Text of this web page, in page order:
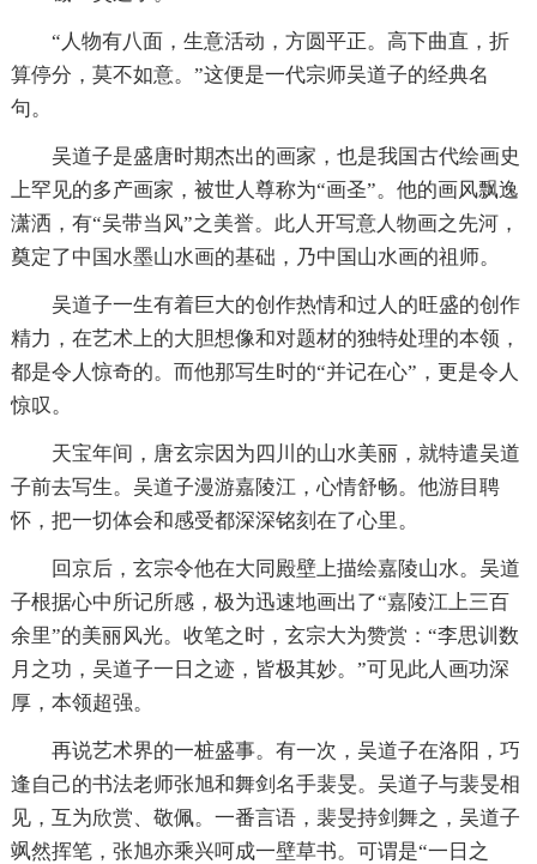
“人物有八面，生意活动，方圆平正。高下曲直，折
算停分，莫不如意。”这便是一代宗师吴道子的经典名
句。
吴道子是盛唐时期杰出的画家，也是我国古代绘画史
上罕见的多产画家，被世人尊称为“画圣”。他的画风飘逸
潇洒，有“吴带当风”之美誉。此人开写意人物画之先河，
奠定了中国水墨山水画的基础，乃中国山水画的祖师。
吴道子一生有着巨大的创作热情和过人的旺盛的创作
精力，在艺术上的大胆想像和对题材的独特处理的本领，
都是令人惊奇的。而他那写生时的“并记在心”，更是令人
惊叹。
天宝年间，唐玄宗因为四川的山水美丽，就特遣吴道
子前去写生。吴道子漫游嘉陵江，心情舒畅。他游目聘
怀，把一切体会和感受都深深铭刻在了心里。
回京后，玄宗令他在大同殿壁上描绘嘉陵山水。吴道
子根据心中所记所感，极为迅速地画出了“嘉陵江上三百
余里”的美丽风光。收笔之时，玄宗大为赞赏：“李思训数
月之功，吴道子一日之迹，皆极其妙。”可见此人画功深
厚，本领超强。
再说艺术界的一桩盛事。有一次，吴道子在洛阳，巧
逢自己的书法老师张旭和舞剑名手裴旻。吴道子与裴旻相
见，互为欣赏、敬佩。一番言语，裴旻持剑舞之，吴道子
飒然挥笔，张旭亦乘兴呵成一壁草书。可谓是“一日之